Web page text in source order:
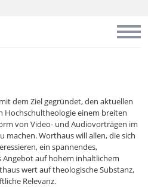
dem Ziel gegründet, den aktuellen
Hochschultheologie einem breiten
von Video- und Audiovorträgen im
machen. Worthaus will allen, die sich
ein spannendes,
auf hohem inhaltlichem
wert auf theologische Substanz,
Relevanz.